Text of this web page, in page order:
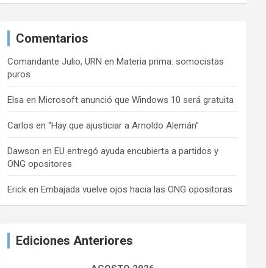
Comentarios
Comandante Julio, URN en Materia prima: somocistas
puros
Elsa en Microsoft anunció que Windows 10 será gratuita
Carlosen“Hay que ajusticiar a Arnoldo Alemán”
Dawson en EU entregó ayuda encubierta a partidos y
ONG opositores
Erick en Embajada vuelve ojos hacia las ONG opositoras
Ediciones Anteriores